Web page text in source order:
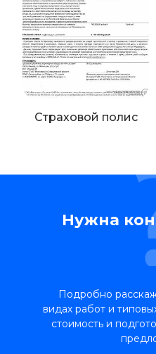
Страховой полис
Нужна
Подробно
видах работ и
стоимость и